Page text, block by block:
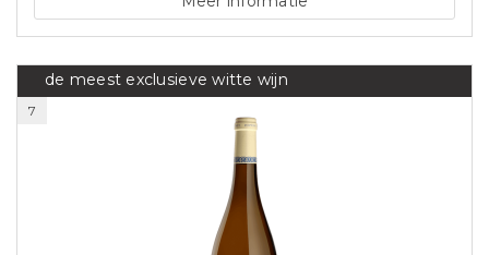
de meest exclusieve witte wijn
7